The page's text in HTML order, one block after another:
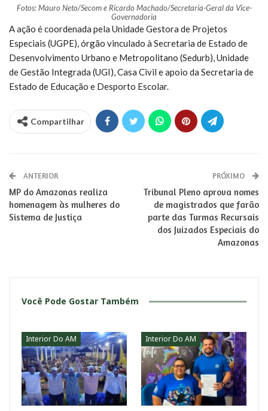
Fotos: Mauro Neto/Secom e Ricardo Machado/Secretaria-Geral da Vice-
Governadoria
A ação é coordenada pela Unidade Gestora de Projetos
Especiais (UGPE), órgão vinculado à Secretaria de Estado de
Desenvolvimento Urbano e Metropolitano (Sedurb), Unidade
de Gestão Integrada (UGI), Casa Civil e apoio da Secretaria de
Estado de Educação e Desporto Escolar.
Compartilhar
ANTERIOR
MP do Amazonas realiza
homenagem às mulheres do
Sistema de Justiça
PRÓXIMO
Tribunal Pleno aprova nomes
de magistrados que farão
parte das Turmas Recursais
dos Juizados Especiais do
Amazonas
Você Pode Gostar Também
Interior Do AM Interior Do AM